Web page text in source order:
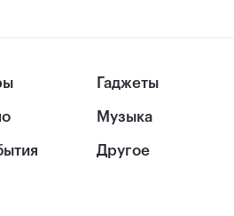
Гаджеты
Музыка
Другое